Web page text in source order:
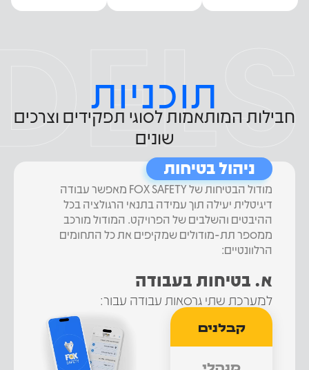
תוכניות
חבילות המותאמות לסוגי תפקידים וצרכים
שונים
ניהול בטיחות
מודול הבטיחות של FOX SAFETY מאפשר עבודה
דיגיטלית יעילה תוך עמידה בתנאי הרגולציה בכל
ההיבטים והשלבים של הפרויקט. המודול מורכב
ממספר תת-מודולים שמקיפים את כל התחומים
הרלוונטיים:
א. בטיחות בעבודה
למערכת שתי גרסאות עבודה עבור:
קבלנים
מנהלי